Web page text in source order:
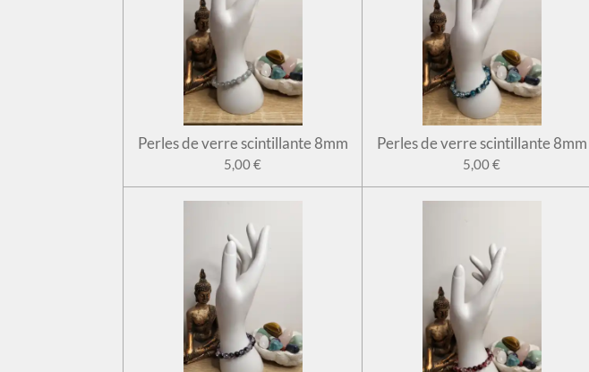
Perles de verre scintillante 8mm
5,00 €
Perles de verre scintillante 8mm
5,00 €